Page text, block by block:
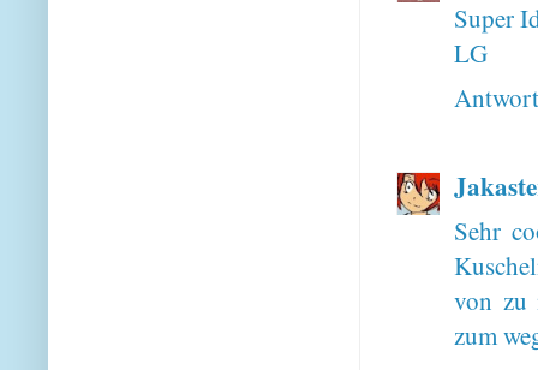
Super
LG
Sehr
von zu
zum